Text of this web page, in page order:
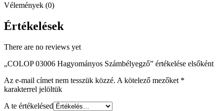
Vélemények (0)
Értékelések
There are no reviews yet
„COLOP 03006 Hagyományos Számbélyegző” értékelése elsőként
Az e-mail címet nem tesszük közzé. A kötelező mezőket *
karakterrel jelöltük
A te értékelésed